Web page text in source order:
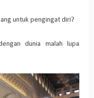
untuk pengingat diri?
dunia malah lupa